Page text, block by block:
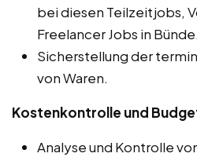
bei diesen Teilzeitjobs,
Freelancer Jobs in Bünde.
Sicherstellung der
von Waren.
Kostenkontrolle und
Analyse und Kontrolle